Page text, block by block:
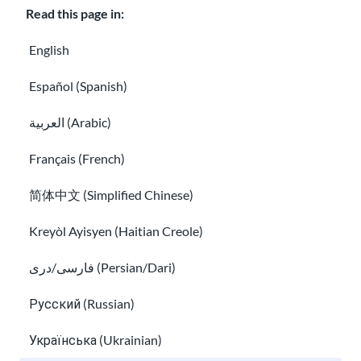
Read this page in:
English
Español (Spanish)
العربية (Arabic)
Français (French)
简体中文 (Simplified Chinese)
Kreyòl Ayisyen (Haitian Creole)
فارسی/دری (Persian/Dari)
Русский (Russian)
Українська (Ukrainian)
gia
cộn
g
g
Tìm
u
thê
Làm việc từ xa
Làm